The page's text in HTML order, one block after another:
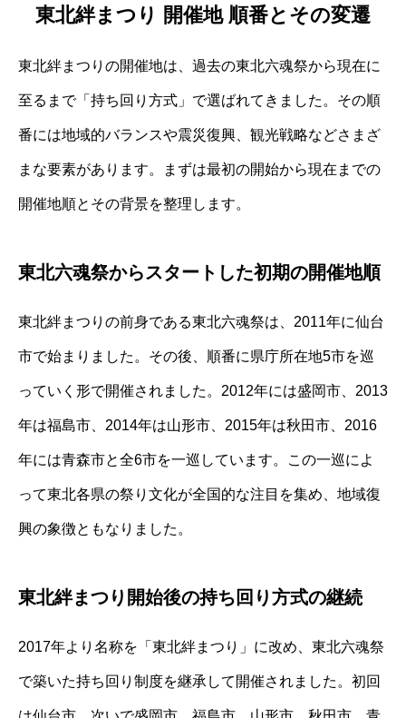
東北絆まつり 開催地 順番とその変遷
東北絆まつりの開催地は、過去の東北六魂祭から現在に
至るまで「持ち回り方式」で選ばれてきました。その順
番には地域的バランスや震災復興、観光戦略などさまざ
まな要素があります。まずは最初の開始から現在までの
開催地順とその背景を整理します。
東北六魂祭からスタートした初期の開催地順
東北絆まつりの前身である東北六魂祭は、2011年に仙台
市で始まりました。その後、順番に県庁所在地5市を巡
っていく形で開催されました。2012年には盛岡市、2013
年は福島市、2014年は山形市、2015年は秋田市、2016
年には青森市と全6市を一巡しています。この一巡によ
って東北各県の祭り文化が全国的な注目を集め、地域復
興の象徴ともなりました。
東北絆まつり開始後の持ち回り方式の継続
2017年より名称を「東北絆まつり」に改め、東北六魂祭
で築いた持ち回り制度を継承して開催されました。初回